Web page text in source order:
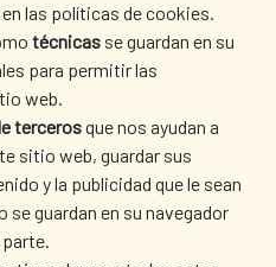
las políticas de cookies.
técnicas se guardan en su
para permitir las
web.
tercerosque nos ayudan a
sitio web, guardar sus
y la publicidad que le sean
guardan en su navegador
WHERE DO WE COOPERATE?
PRESS ROOM
LIBRARY